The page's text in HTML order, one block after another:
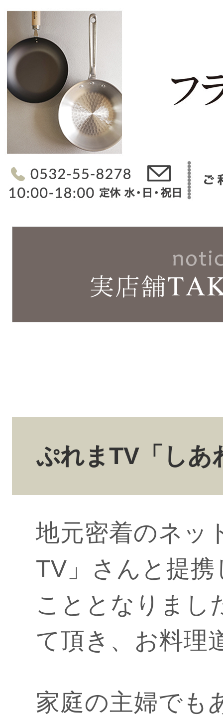
ぷれまTV「しあ
地元密着のネッ
TV」さんと提
こととなりまし
て頂き、お料理
家庭の主婦でも